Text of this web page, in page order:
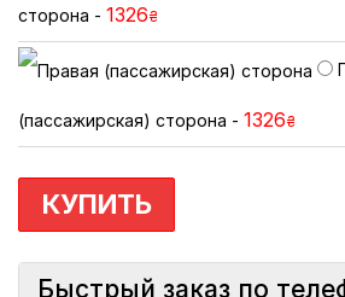
сторона - 1326₴
(пассажирская) сторона - 1326₴
КУПИТЬ
Быстрый заказ по